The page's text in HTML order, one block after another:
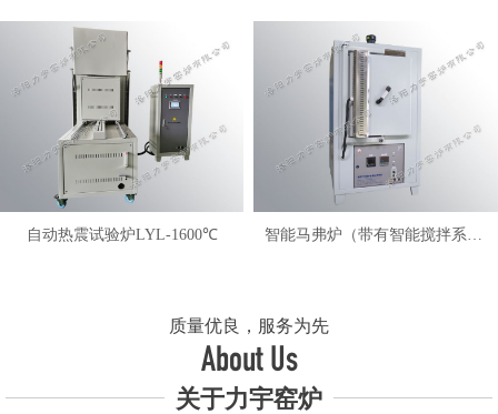
自动热震试验炉LYL-1600℃
质量优良，服务为先
About Us
关于力宇窑炉